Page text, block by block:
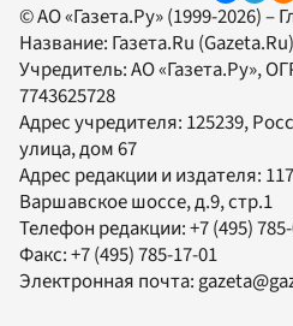
© АО «Газета.Ру» (1999-2026) –
Название: Газета.Ru (Gazeta.Ru)
Учредитель:АО «Газета.Ру»,
7743625728
Адрес учредителя: 125239,
улица, дом 67
Адрес редакции и издателя:
Варшавское шоссе, д.9, стр.1
Телефон редакции:+7 (495)
Факс:+7 (495) 785-17-01
Электронная почта: